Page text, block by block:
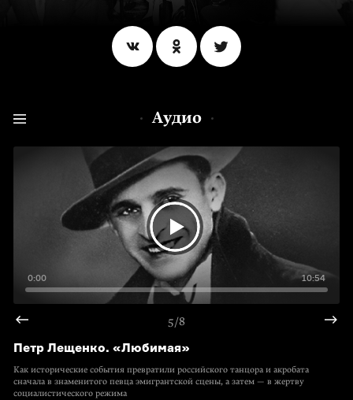
Аудио
0:00 10:54
5/8
Петр Лещенко. «Любимая»
Как исторические события превратили российского танцора и акробата
сначала в знаменитого певца эмигрантской сцены, а затем — в жертву
социалистического режима